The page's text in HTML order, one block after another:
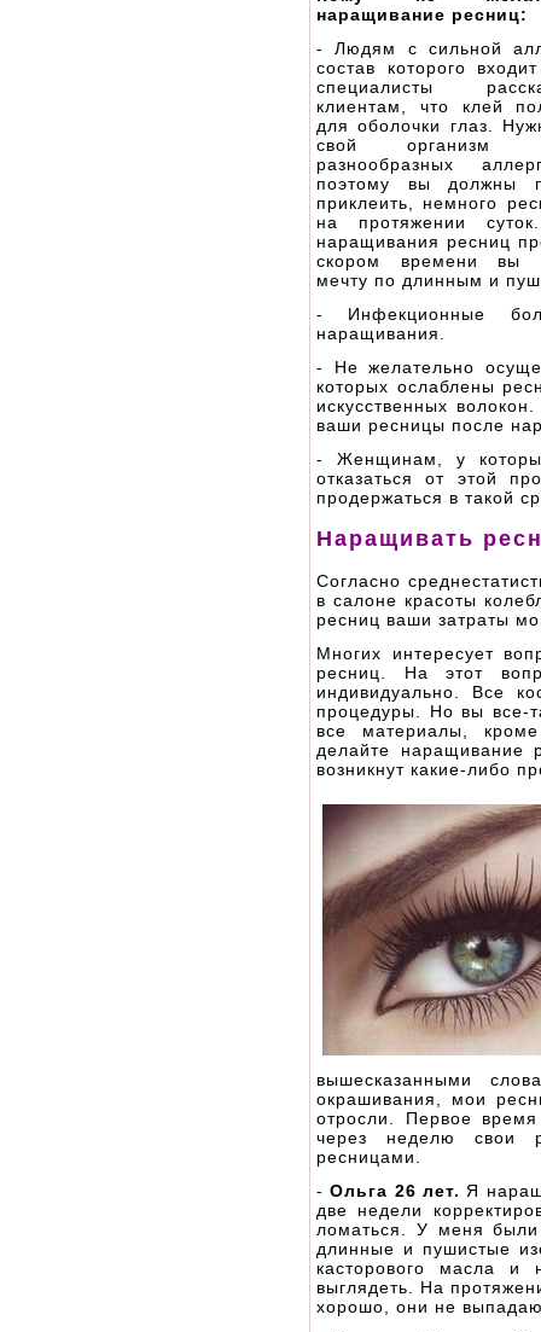
наращивание ресниц:
- Людям с сильной
состав которого
специалисты
клиентам, что клей
для оболочки глаз.
свой организм
разнообразных
поэтому вы должны
приклеить, немного
на протяжении
наращивания ресниц
скором времени вы
мечту по длинным и
- Инфекционные
наращивания.
- Не желательно
которых ослаблены
искусственных
ваши ресницы после
- Женщинам, у
отказаться от этой
продержаться в такой
Наращивать
Согласно
в салоне красоты
ресниц ваши затраты
Многих интересует
ресниц. На этот
индивидуально. Все
процедуры. Но вы все-
все материалы,
делайте наращивание
возникнут какие-либо
вышесказанными
окрашивания, мои
отросли. Первое
через неделю свои
ресницами.
-Ольга 26 лет. Я
две недели
ломаться. У меня
длинные и пушистые
касторового масла и
выглядеть. На
хорошо, они не